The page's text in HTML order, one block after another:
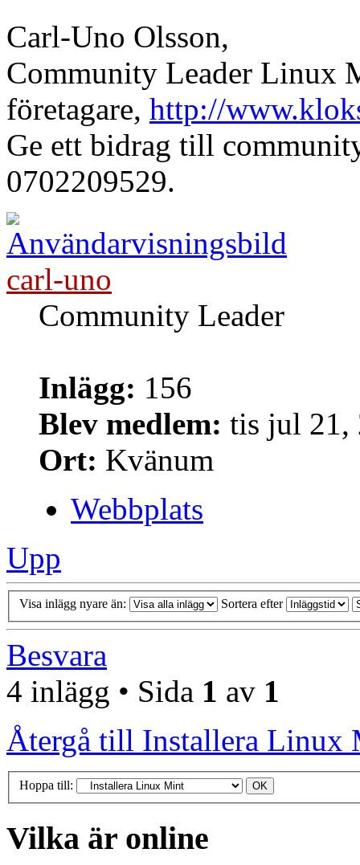
Carl-Uno Olsson,
Community Leader Linux
företagare, http://
Ge ett bidrag till
0702209529.
carl-uno
Community Leader
Inlägg: 156
Blev medlem: tis jul 21,
Ort: Kvänum
Webbplats
Upp
Visa inlägg nyare än: Sortera efter
Besvara
4 inlägg • Sida 1 av 1
Återgå till Installera Linux
Hoppa till:
Vilka är online